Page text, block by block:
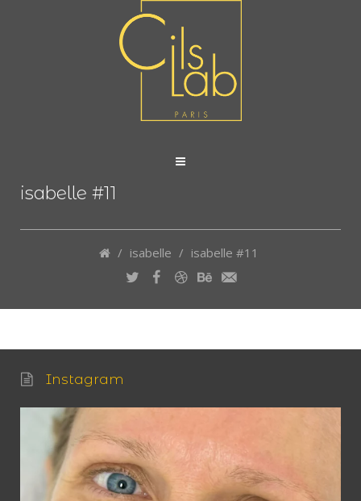
isabelle #11
/ isabelle / isabelle #11
Instagram